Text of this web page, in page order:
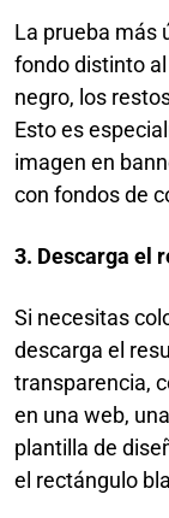
La prueba más
fondo distinto
negro, los
Esto es
imagen en
con fondos de
3. Descarga el
Si necesitas
descarga el
transparencia,
en una web,
plantilla de
el rectángulo